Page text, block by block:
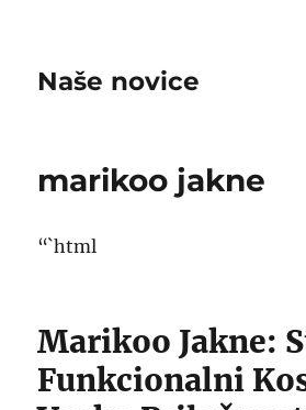
Naše novice
marikoo jakne
“`html
Marikoo Jakne:
Funkcionalni